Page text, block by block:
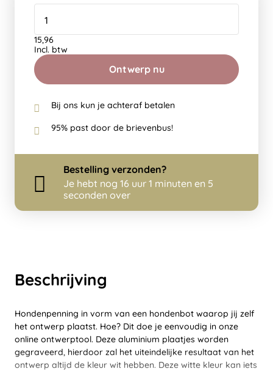
Beschrijving
Hondenpenning in vorm van een hondenbot waarop jij zelf
het ontwerp plaatst. Hoe? Dit doe je eenvoudig in onze
online ontwerptool. Deze aluminium plaatjes worden
gegraveerd, hierdoor zal het uiteindelijke resultaat van het
ontwerp altijd de kleur wit hebben. Deze witte kleur kan iets
Ontwerp nu
15,96
Incl. btw
Bij ons kun je achteraf betalen
95% past door de brievenbus!
Bestelling verzonden?
Je hebt nog 16 uur 1 minuten en 5
seconden over